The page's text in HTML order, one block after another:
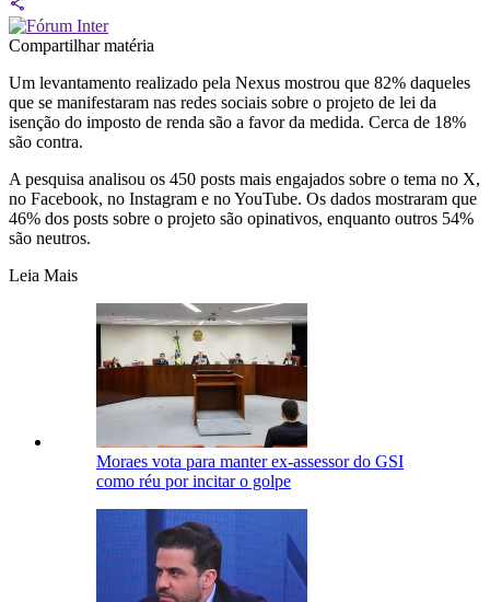
Compartilhar matéria
Um levantamento realizado pela Nexus mostrou que 82% daqueles
que se manifestaram nas redes sociais sobre o projeto de lei da
isenção do imposto de renda são a favor da medida. Cerca de 18%
são contra.
A pesquisa analisou os 450 posts mais engajados sobre o tema no X,
no Facebook, no Instagram e no YouTube. Os dados mostraram que
46% dos posts sobre o projeto são opinativos, enquanto outros 54%
são neutros.
Leia Mais
Moraes vota para manter ex-assessor do GSI
como réu por incitar o golpe